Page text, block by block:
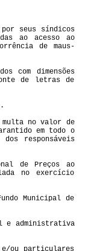
seus síndicos
ao acesso ao
de maus-
com dimensões
de letras de
no valor de
em todo o
responsáveis
de Preços ao
no exercício
Municipal de
e administrativa
ou particulares